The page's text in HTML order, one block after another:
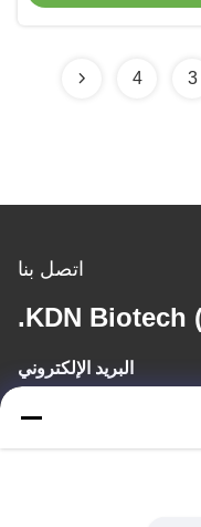
3
4
اتصل بنا
KDN Biotech
البريد الإلكتروني